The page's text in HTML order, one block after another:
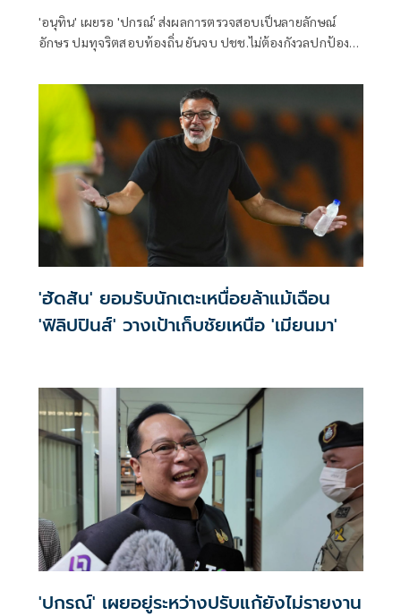
'อนุทิน' เผยรอ 'ปกรณ์' ส่งผลการตรวจสอบเป็นลายลักษณ์
อักษร ปมทุจริตสอบท้องถิ่น ยันจบ ปชช.ไม่ต้องกังวลปกป้อง
เต้นได้ ชี้รีเซ็ต มท.จบใน ก.ย.นี้
'ฮัดสัน' ยอมรับนักเตะเหนื่อยล้าแม้เฉือน
'ฟิลิปปินส์' วางเป้าเก็บชัยเหนือ 'เมียนมา'
'ปกรณ์' เผยอยู่ระหว่างปรับแก้ยังไม่รายงาน